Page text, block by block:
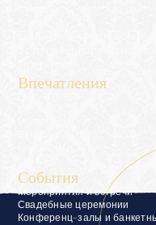
Впечатления
События
Мероприятия и встречи
Свадебные церемонии
Конференц-залы и